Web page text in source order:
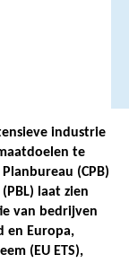
industrie
te
(CPB)
laat zien
van bedrijven
en Europa,
(EU ETS),